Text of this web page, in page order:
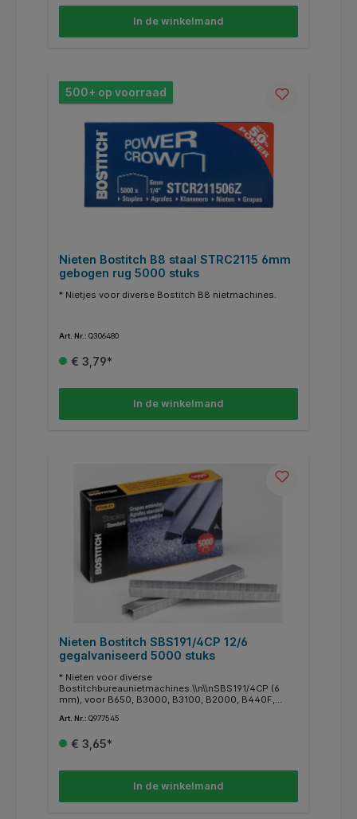
In de winkelmand
500+ op voorraad
Nieten Bostitch B8 staal STRC2115 6mm
gebogen rug 5000 stuks
* Nietjes voor diverse Bostitch B8 nietmachines.
Art. Nr.: Q306480
€ 3,79*
In de winkelmand
Nieten Bostitch SBS191/4CP 12/6
gegalvaniseerd 5000 stuks
* Nieten voor diverse
Bostitchbureaunietmachines.\\n\\nSBS191/4CP (6
mm), voor B650, B3000, B3100, B2000, B440F,
Art. Nr.: Q977545
€ 3,65*
In de winkelmand